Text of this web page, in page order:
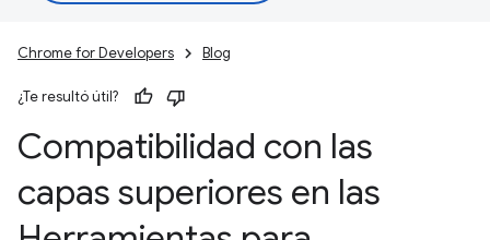
Chrome for Developers Blog
¿Te resultó útil?
Compatibilidad con las
capas superiores en las